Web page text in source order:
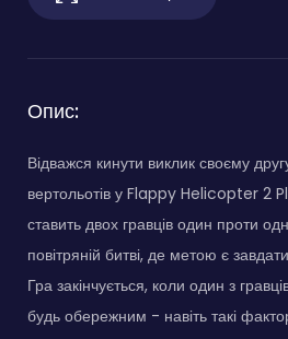
Опис:
Відважся кинути виклик своєму
вертольотів у Flappy Helicopter 2
ставить двох гравців один проти
повітряній битві, де метою є
Гра закінчується, коли один з
будь обережним - навіть такі